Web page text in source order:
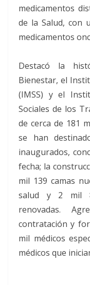
medicamentos
de la Salud, con
medicamentos
Destacó la
Bienestar, el
(IMSS) y el
Sociales de los
de cerca de 181
se han
inaugurados,
fecha; la
mil 139 camas
salud y 2 mil
renovadas.
contratación y
mil médicos
médicos que